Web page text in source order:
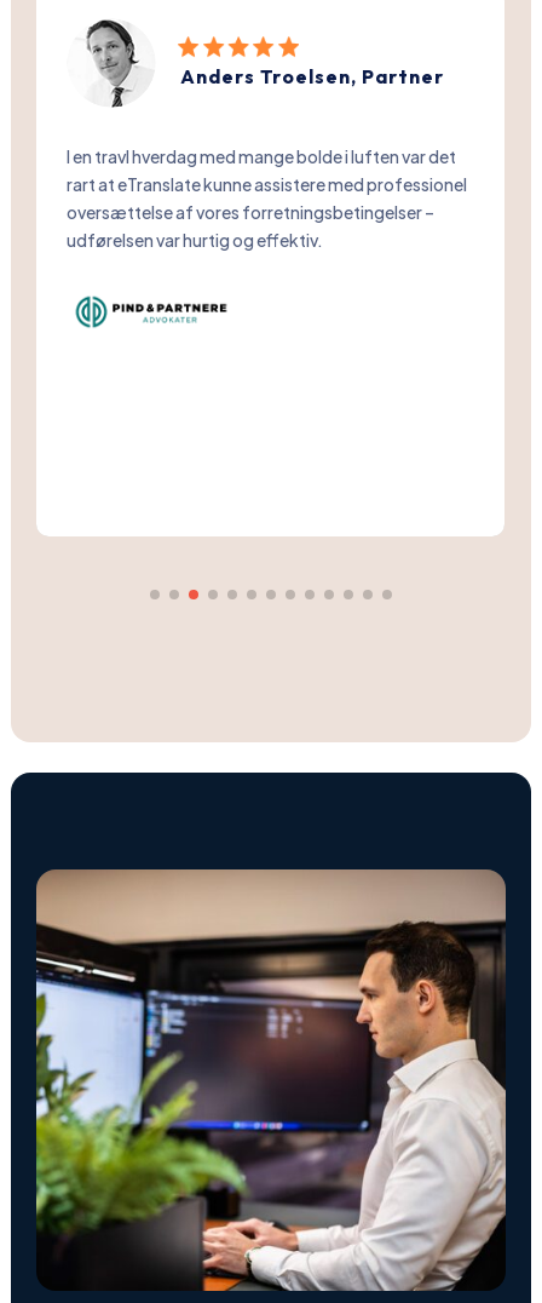
Sabina Zink, Communication
Da vi skulle vælge oversættelsesbureau, var det
essentielt for os, at tekstforfatterne havde en
kreativ tilgang, der kunne ramme vores tone-of-
voice og DNA fra engelsk til henholdsvis tysk og
modebranchen og kendte modetermer – alt dette
PROJEKTLEDELSE